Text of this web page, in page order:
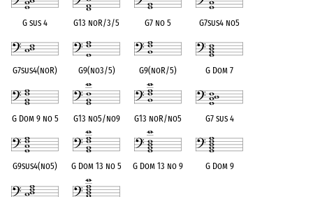
G sus 4 G13 noR/3/5 G7 no 5 G7sus4 no5
G7sus4(noR) G9(no3/5) G9(noR/5) G Dom 7
G Dom 9 no 5 G13 no5/no9 G13 noR/no5 G7 sus 4
G9sus4(no5) G Dom 13 no 5 G Dom 13 no 9 G Dom 9